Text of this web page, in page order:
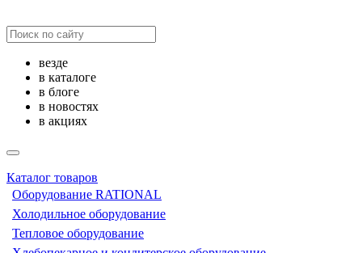
везде
в каталоге
в блоге
в новостях
в акциях
Каталог товаров
Оборудование RATIONAL
Холодильное оборудование
Тепловое оборудование